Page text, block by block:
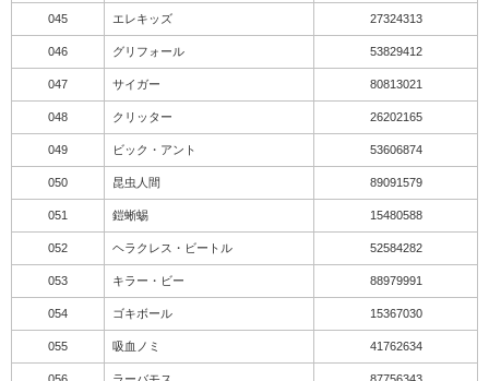
045 エレキッズ 27324313
046 グリフォール 53829412
047 サイガー 80813021
048 クリッター 26202165
049 ビック・アント 53606874
050 昆虫人間 89091579
051 鎧蜥蜴 15480588
052 ヘラクレス・ビートル 52584282
053 キラー・ビー 88979991
054 ゴキボール 15367030
055 吸血ノミ 41762634